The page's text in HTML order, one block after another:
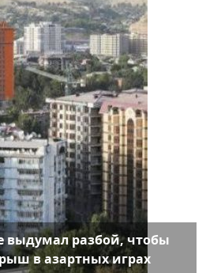
выдумал разбой, чтобы
в азартных играх